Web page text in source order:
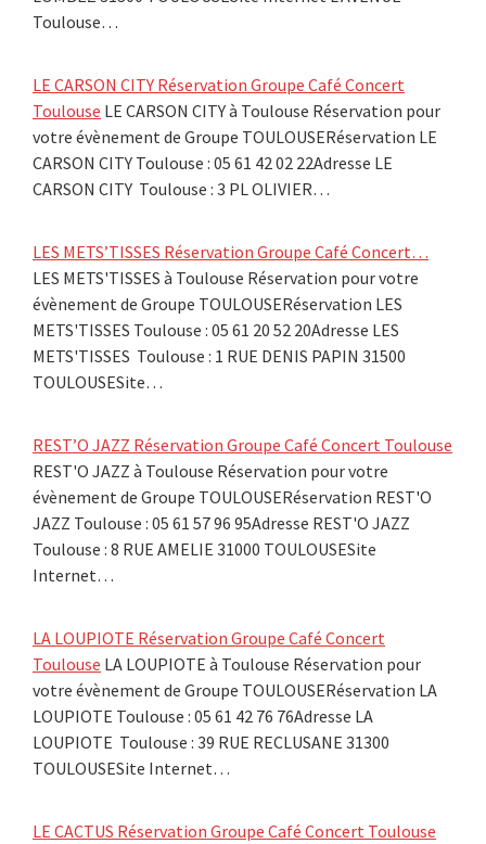
Toulouse…
LE CARSON CITY Réservation Groupe Café Concert
Toulouse LE CARSON CITY à Toulouse Réservation pour
votre évènement de Groupe TOULOUSERéservation LE
CARSON CITY Toulouse : 05 61 42 02 22Adresse LE
CARSON CITY Toulouse : 3 PL OLIVIER…
LES METS’TISSES Réservation Groupe Café Concert…
LES METS'TISSES à Toulouse Réservation pour votre
évènement de Groupe TOULOUSERéservation LES
METS'TISSES Toulouse : 05 61 20 52 20Adresse LES
METS'TISSES Toulouse : 1 RUE DENIS PAPIN 31500
TOULOUSESite…
REST’O JAZZ Réservation Groupe Café Concert Toulouse
REST'O JAZZ à Toulouse Réservation pour votre
évènement de Groupe TOULOUSERéservation REST'O
JAZZ Toulouse : 05 61 57 96 95Adresse REST'O JAZZ
Toulouse : 8 RUE AMELIE 31000 TOULOUSESite
Internet…
LA LOUPIOTE Réservation Groupe Café Concert
Toulouse LA LOUPIOTE à Toulouse Réservation pour
votre évènement de Groupe TOULOUSERéservation LA
LOUPIOTE Toulouse : 05 61 42 76 76Adresse LA
LOUPIOTE Toulouse : 39 RUE RECLUSANE 31300
TOULOUSESite Internet…
LE CACTUS Réservation Groupe Café Concert Toulouse